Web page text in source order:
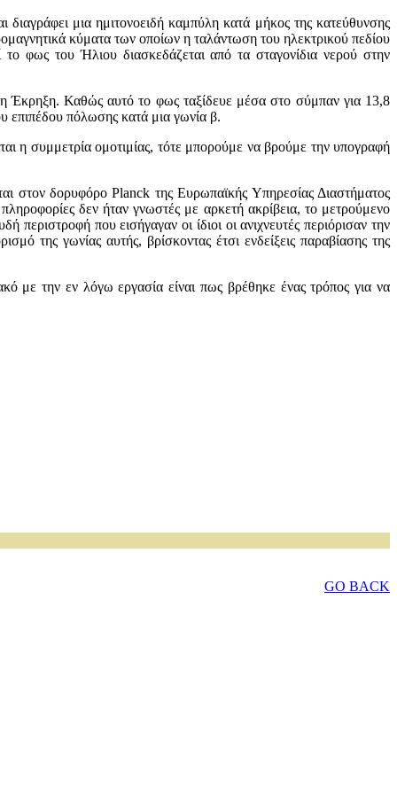
μια ημιτονοειδή καμπύλη κατά μήκος της κατεύθυνσης
κύματα των οποίων η ταλάντωση του ηλεκτρικού πεδίου
φως του Ήλιου διασκεδάζεται από τα σταγονίδια νερού στην
Έκρηξη. Καθώς αυτό το φως ταξίδευε μέσα στο σύμπαν για 13,8
επιπέδου πόλωσης κατά μια γωνία β.
η συμμετρία ομοτιμίας, τότε μπορούμε να βρούμε την υπογραφή
στον δορυφόρο Planck της Ευρωπαϊκής Υπηρεσίας Διαστήματος
δεν ήταν γνωστές με αρκετή ακρίβεια, το μετρούμενο
που εισήγαγαν οι ίδιοι οι ανιχνευτές περιόρισαν την
της γωνίας αυτής, βρίσκοντας έτσι ενδείξεις παραβίασης της
με την εν λόγω εργασία είναι πως βρέθηκε ένας τρόπος για να
GO BACK